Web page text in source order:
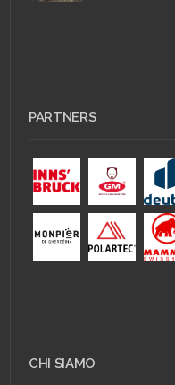
PARTNERS
CHI SIAMO